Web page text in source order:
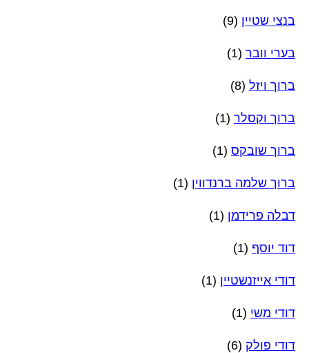
בנצי שטיין (9)
בערי וובר (1)
ברוך ויזל (8)
ברוך וקסלר (1)
ברוך שובקס (1)
ברוך שלמה ברנדווין (1)
דבלה פרידמן (1)
דוד יוסף (1)
דודי אייזנשטיין (1)
דודי משי (1)
דודי פולק (6)